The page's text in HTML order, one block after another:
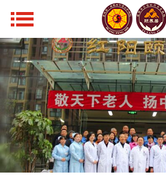
网站导航
首页
走进颐养居
领导风采
特色养老